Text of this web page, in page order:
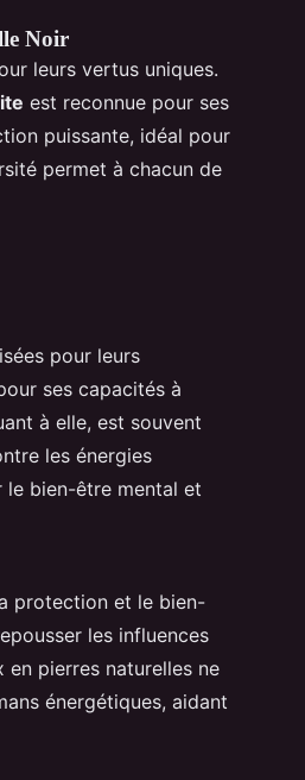
Noir
leurs vertus uniques.
est reconnue pour ses
puissante, idéal pour
permet à chacun de
pour leurs
ses capacités à
à elle, est souvent
les énergies
le bien-être mental et
protection et le bien-
les influences
pierres naturelles ne
énergétiques, aidant